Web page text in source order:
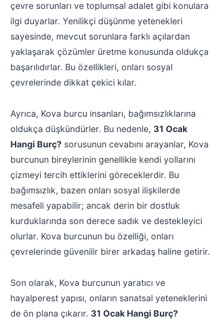
çevre sorunları ve toplumsal adalet gibi konulara
ilgi duyarlar. Yenilikçi düşünme yetenekleri
sayesinde, mevcut sorunlara farklı açılardan
yaklaşarak çözümler üretme konusunda oldukça
başarılıdırlar. Bu özellikleri, onları sosyal
çevrelerinde dikkat çekici kılar.
Ayrıca, Kova burcu insanları, bağımsızlıklarına
oldukça düşkündürler. Bu nedenle, 31 Ocak
Hangi Burç? sorusunun cevabını arayanlar, Kova
burcunun bireylerinin genellikle kendi yollarını
çizmeyi tercih ettiklerini göreceklerdir. Bu
bağımsızlık, bazen onları sosyal ilişkilerde
mesafeli yapabilir; ancak derin bir dostluk
kurduklarında son derece sadık ve destekleyici
olurlar. Kova burcunun bu özelliği, onları
çevrelerinde güvenilir birer arkadaş haline getirir.
Son olarak, Kova burcunun yaratıcı ve
hayalperest yapısı, onların sanatsal yeteneklerini
de ön plana çıkarır. 31 Ocak Hangi Burç?